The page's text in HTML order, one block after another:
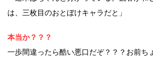
は、三枚目のおとぼけキャラだと」
本当か？？？
一歩間違ったら酷い悪口だぞ？？？お前ち